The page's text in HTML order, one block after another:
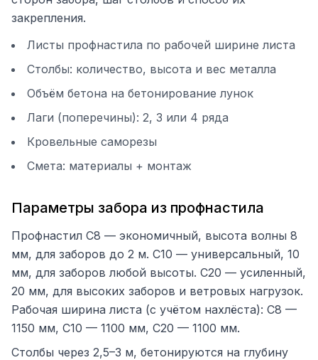
закрепления.
Листы профнастила по рабочей ширине листа
Столбы: количество, высота и вес металла
Объём бетона на бетонирование лунок
Лаги (поперечины): 2, 3 или 4 ряда
Кровельные саморезы
Смета: материалы + монтаж
Параметры забора из профнастила
Профнастил С8 — экономичный, высота волны 8
мм, для заборов до 2 м. С10 — универсальный, 10
мм, для заборов любой высоты. С20 — усиленный,
20 мм, для высоких заборов и ветровых нагрузок.
Рабочая ширина листа (с учётом нахлёста): С8 —
1150 мм, С10 — 1100 мм, С20 — 1100 мм.
Столбы через 2,5–3 м, бетонируются на глубину